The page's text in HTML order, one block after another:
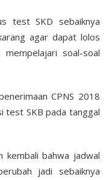
test SKD sebaiknya
agar dapat lolos
soal-soal
CPNS 2018
test SKB pada tanggal
kembali bahwa jadwal
jadi sebaiknya